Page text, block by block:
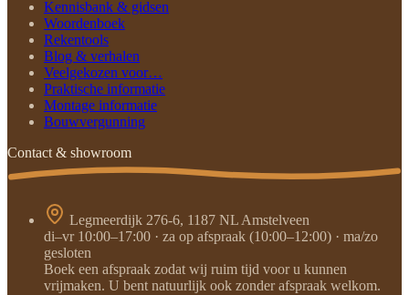
Kennisbank & gidsen
Woordenboek
Rekentools
Blog & verhalen
Veelgekozen voor…
Praktische informatie
Montage informatie
Bouwvergunning
Contact & showroom
Legmeerdijk 276-6, 1187 NL Amstelveen
di–vr 10:00–17:00 · za op afspraak (10:00–12:00) · ma/zo
gesloten
Boek een afspraak zodat wij ruim tijd voor u kunnen
vrijmaken. U bent natuurlijk ook zonder afspraak welkom.